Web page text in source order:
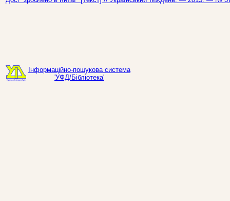
Інформаційно-пошукова система
'УФД/Бібліотека'